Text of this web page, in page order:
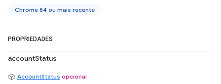
Chrome 84 ou mais recente
PROPRIEDADES
accountStatus
AccountStatus opcional